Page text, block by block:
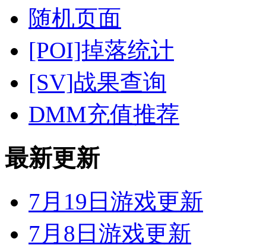
随机页面
[POI]掉落统计
[SV]战果查询
DMM充值推荐
最新更新
7月19日游戏更新
7月8日游戏更新